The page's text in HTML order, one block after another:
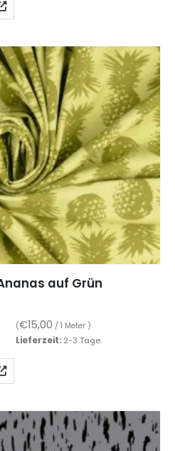
auf Grün
(€15,00 / 1 Meter )
Lieferzeit: 2-3 Tage.